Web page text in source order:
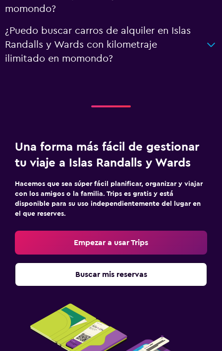
momondo?
¿Puedo buscar carros de alquiler en Islas
Randalls y Wards con kilometraje
ilimitado en momondo?
Una forma más fácil de gestionar
tu viaje a Islas Randalls y Wards
Hacemos que sea súper fácil planificar, organizar y viajar
con los amigos o la familia. Trips es gratis y está
disponible para su uso independientemente del lugar en
el que reserves.
Empezar a usar Trips
Buscar mis reservas